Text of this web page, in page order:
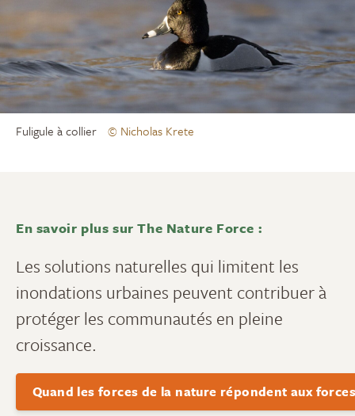
Fuligule à collier © Nicholas Krete
En savoir plus sur The Nature Force :
Les solutions naturelles qui limitent les
inondations urbaines peuvent contribuer à
protéger les communautés en pleine
croissance.
Quand les forces de la nature répondent aux